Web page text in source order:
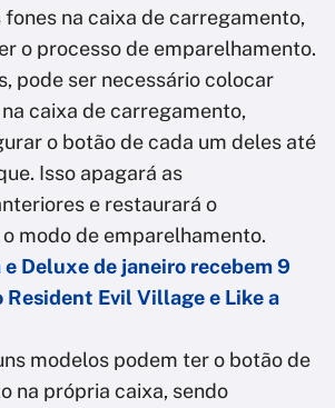
fones na caixa de carregamento,
o processo de emparelhamento.
pode ser necessário colocar
caixa de carregamento,
o botão de cada um deles até
Isso apagará as
e restaurará o
modo de emparelhamento.
Deluxe de janeiro recebem 9
Evil Village e Like a
modelos podem ter o botão de
na própria caixa, sendo